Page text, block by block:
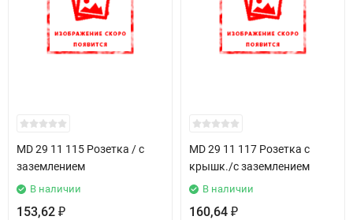
MD 29 11 115 Розетка / с
заземлением
В наличии
153,62 ₽
MD 29 11 117 Розетка с
крышк./с заземлением
В наличии
160,64 ₽